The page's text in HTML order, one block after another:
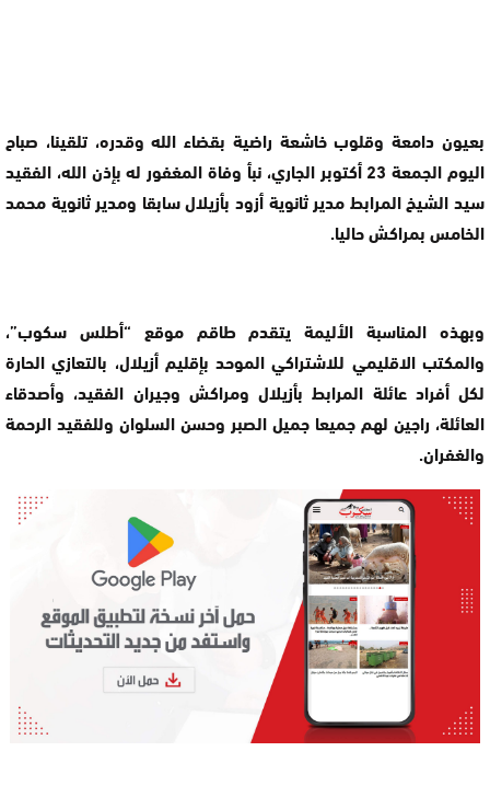
بعيون دامعة وقلوب خاشعة راضية بقضاء الله وقدره، تلقينا، صباح
اليوم الجمعة 23 أكتوبر الجاري، نبأ وفاة المغفور له بإذن الله، الفقيد
سيد الشيخ المرابط مدير ثانوية أزود بأزيلال سابقا ومدير ثانوية محمد
الخامس بمراكش حاليا.
وبهذه المناسبة الأليمة يتقدم طاقم موقع “أطلس سكوب”،
والمكتب الاقليمي للاشتراكي الموحد بإقليم أزيلال، بالتعازي الحارة
لكل أفراد عائلة المرابط بأزيلال ومراكش وجيران الفقيد، وأصدقاء
العائلة، راجين لهم جميعا جميل الصبر وحسن السلوان وللفقيد الرحمة
والغفران.